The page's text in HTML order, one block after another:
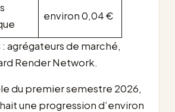
environ 0,04 €
: agrégateurs de marché,
Render Network.
du premier semestre 2026,
une progression d’environ